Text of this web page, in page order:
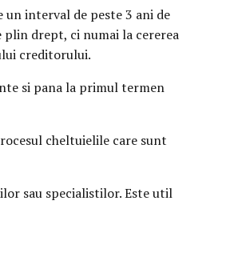
interval de peste 3 ani de
drept, ci numai la cererea
creditorului.
si pana la primul termen
cheltuielile care sunt
sau specialistilor. Este util